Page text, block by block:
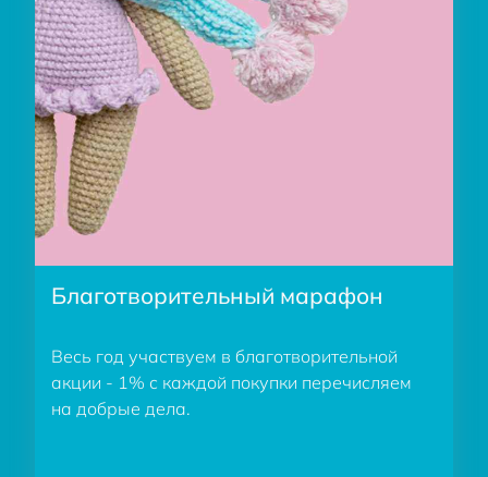
Благотворительный марафон
Весь год участвуем в благотворительной
акции - 1% с каждой покупки перечисляем
на добрые дела.